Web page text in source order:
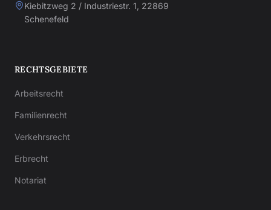
Kiebitzweg 2 / Industriestr. 1, 22869
Schenefeld
RECHTSGEBIETE
Arbeitsrecht
Familienrecht
Verkehrsrecht
Erbrecht
Notariat